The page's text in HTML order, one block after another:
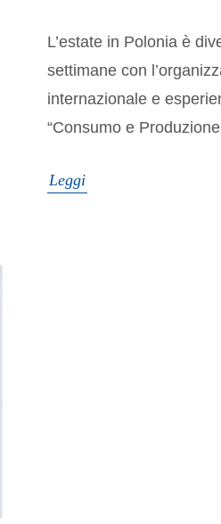
L’estate in Polonia è
settimane con
internazionale e
“Consumo e
Leggi